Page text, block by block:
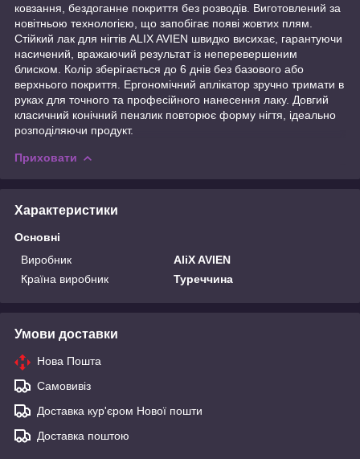
ковзання, бездоганне покриття без розводів. Виготовлений за
новітньою технологією, що запобігає появі жовтих плям.
Стійкий лак для нігтів ALIX AVIEN швидко висихає, гарантуючи
насичений, вражаючий результат із неперевершеним
блиском. Колір зберігається до 6 днів без базового або
верхнього покриття. Ергономічний аплікатор зручно тримати в
руках для точного та професійного нанесення лаку. Довгий
класичний конічний пензлик повторює форму нігтя, ідеально
розподіляючи продукт.
Приховати
Характеристики
Основні
Виробник
AliX AVIEN
Країна виробник
Туреччина
Умови доставки
Нова Пошта
Самовивіз
Доставка кур'єром Нової пошти
Доставка поштою